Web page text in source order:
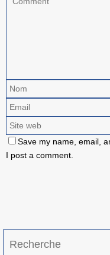
Save my name, email,
I post a comment.